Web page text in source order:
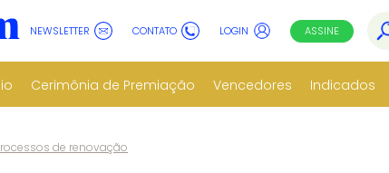
NEWSLETTER CONTATO LOGIN ASSINE
Cerimônia de Premiação Vencedores Indicados
de renovação